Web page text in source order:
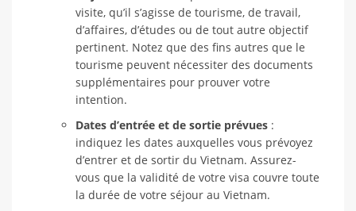
visite, qu’il s’agisse de tourisme, de travail,
d’affaires, d’études ou de tout autre objectif
pertinent. Notez que des fins autres que le
tourisme peuvent nécessiter des documents
supplémentaires pour prouver votre
intention.
Dates d’entrée et de sortie prévues :
indiquez les dates auxquelles vous prévoyez
d’entrer et de sortir du Vietnam. Assurez-
vous que la validité de votre visa couvre toute
la durée de votre séjour au Vietnam.